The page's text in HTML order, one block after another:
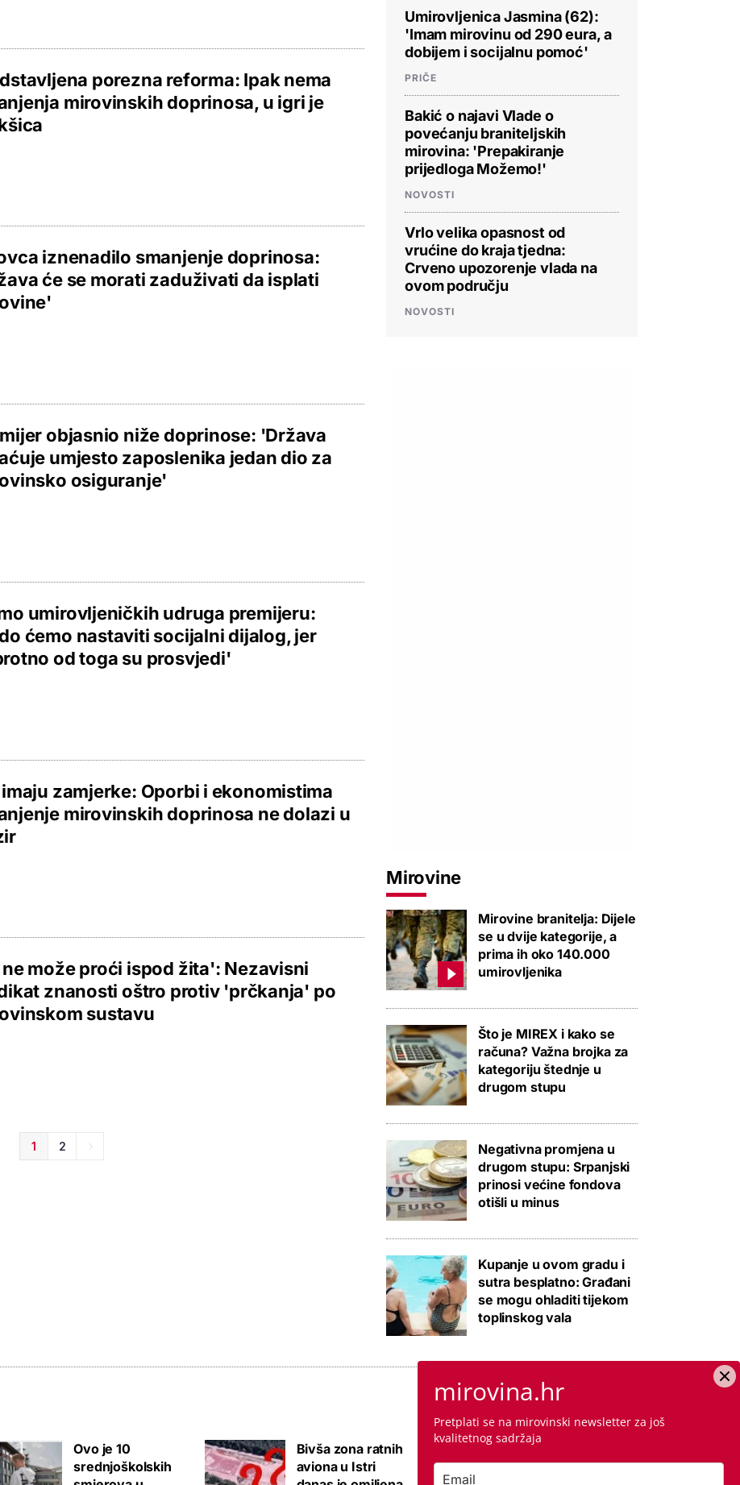
porezna reforma: Ipak nema
mirovinskih doprinosa, u igri je
iznenadilo smanjenje doprinosa:
će se morati zaduživati da isplati
objasnio niže doprinose: 'Država
umjesto zaposlenika jedan dio za
osiguranje'
umirovljeničkih udruga premijeru:
ćemo nastaviti socijalni dijalog, jer
od toga su prosvjedi'
imaju zamjerke: Oporbi i ekonomistima
mirovinskih doprinosa ne dolazi u
ne može proći ispod žita': Nezavisni
znanosti oštro protiv 'prčkanja' po
sustavu
1 2
Umirovljenica Jasmina (62):
'Imam mirovinu od 290 eura, a
dobijem i socijalnu pomoć'
PRIČE
Bakić o najavi Vlade o
povećanju braniteljskih
mirovina: 'Prepakiranje
prijedloga Možemo!'
NOVOSTI
Vrlo velika opasnost od
vrućine do kraja tjedna:
Crveno upozorenje vlada na
ovom području
NOVOSTI
Mirovine
Mirovine branitelja: Dijele
se u dvije kategorije, a
prima ih oko 140.000
umirovljenika
Što je MIREX i kako se
računa? Važna brojka za
kategoriju štednje u
drugom stupu
Negativna promjena u
drugom stupu: Srpanjski
prinosi većine fondova
otišli u minus
Kupanje u ovom gradu i
sutra besplatno: Građani
se mogu ohladiti tijekom
toplinskog vala
Ovo je 10
srednjoškolskih
Bivša zona ratnih
aviona u Istri
Raspisana dva
mega natječaja za
mirovina.hr
Pretplati se na mirovinski newsletter za još
kvalitetnog sadržaja